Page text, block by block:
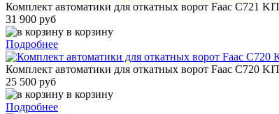
Комплект автоматики для откатных ворот Faac C721
31 900 руб
в корзину
Подробнее
Комплект автоматики для откатных ворот Faac C720
25 500 руб
в корзину
Подробнее